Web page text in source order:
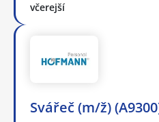
včerejší
Svářeč (m/ž)